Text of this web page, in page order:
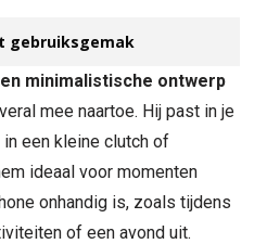
gebruiksgemak
minimalistische ontwerp
mee naartoe. Hij past in je
een kleine clutch of
ideaal voor momenten
onhandig is, zoals tijdens
of een avond uit.